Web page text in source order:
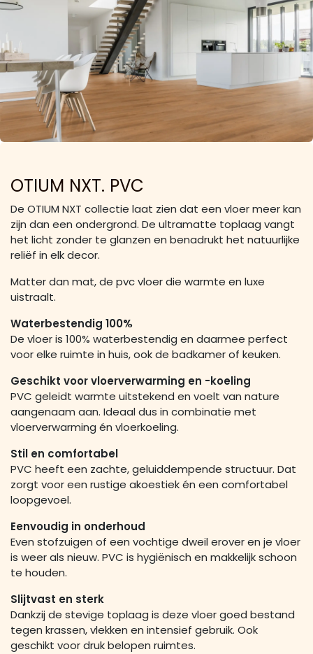
OTIUM NXT. PVC
De OTIUM NXT collectie laat zien dat een vloer meer kan
zijn dan een ondergrond. De ultramatte toplaag vangt
het licht zonder te glanzen en benadrukt het natuurlijke
reliëf in elk decor.
Matter dan mat, de pvc vloer die warmte en luxe
uistraalt.
Waterbestendig 100%
De vloer is 100% waterbestendig en daarmee perfect
voor elke ruimte in huis, ook de badkamer of keuken.
Geschikt voor vloerverwarming en -koeling
PVC geleidt warmte uitstekend en voelt van nature
aangenaam aan. Ideaal dus in combinatie met
vloerverwarming én vloerkoeling.
Stil en comfortabel
PVC heeft een zachte, geluiddempende structuur. Dat
zorgt voor een rustige akoestiek én een comfortabel
loopgevoel.
Eenvoudig in onderhoud
Even stofzuigen of een vochtige dweil erover en je vloer
is weer als nieuw. PVC is hygiënisch en makkelijk schoon
te houden.
Slijtvast en sterk
Dankzij de stevige toplaag is deze vloer goed bestand
tegen krassen, vlekken en intensief gebruik. Ook
geschikt voor druk belopen ruimtes.